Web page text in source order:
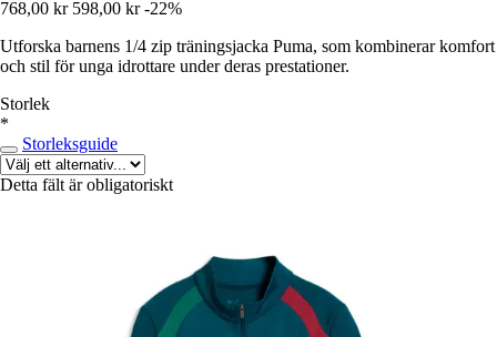
768,00 kr 598,00 kr -22%
Utforska barnens 1/4 zip träningsjacka Puma, som kombinerar komfort
och stil för unga idrottare under deras prestationer.
Storlek
*
Storleksguide
Detta fält är obligatoriskt